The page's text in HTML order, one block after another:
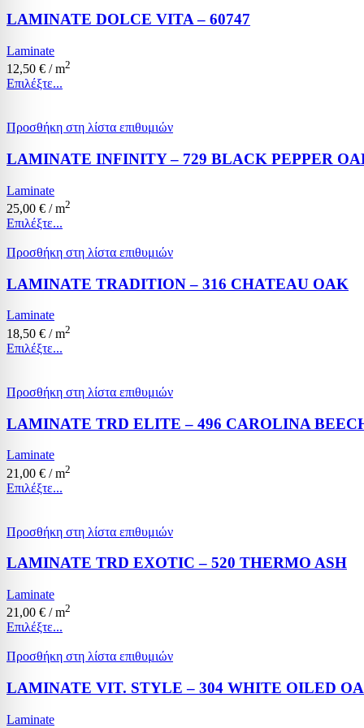
LAMINATE DOLCE VITA – 60747
Laminate
12,50 € / m2
Επιλέξτε...
Προσθήκη στη λίστα επιθυμιών
LAMINATE INFINITY – 729 BLACK PEPPER
Laminate
25,00 € / m2
Επιλέξτε...
Προσθήκη στη λίστα επιθυμιών
LAMINATE TRADITION – 316 CHATEAU OAK
Laminate
18,50 € / m2
Επιλέξτε...
Προσθήκη στη λίστα επιθυμιών
LAMINATE TRD ELITE – 496 CAROLINA
Laminate
21,00 € / m2
Επιλέξτε...
Προσθήκη στη λίστα επιθυμιών
LAMINATE TRD EXOTIC – 520 THERMO ASH
Laminate
21,00 € / m2
Επιλέξτε...
Προσθήκη στη λίστα επιθυμιών
LAMINATE VIT. STYLE – 304 WHITE OILED
Laminate